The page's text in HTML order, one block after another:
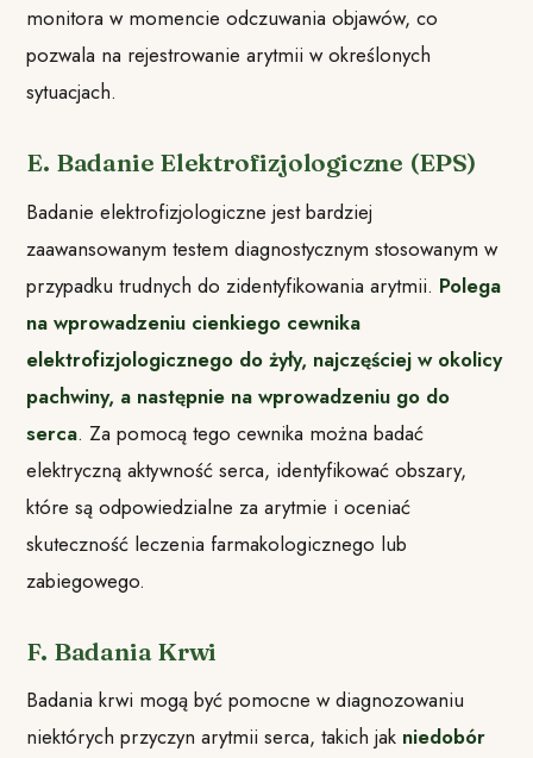
monitora w momencie odczuwania objawów, co
pozwala na rejestrowanie arytmii w określonych
sytuacjach.
E. Badanie Elektrofizjologiczne (EPS)
Badanie elektrofizjologiczne jest bardziej
zaawansowanym testem diagnostycznym stosowanym w
przypadku trudnych do zidentyfikowania arytmii. Polega
na wprowadzeniu cienkiego cewnika
elektrofizjologicznego do żyły, najczęściej w okolicy
pachwiny, a następnie na wprowadzeniu go do
serca. Za pomocą tego cewnika można badać
elektryczną aktywność serca, identyfikować obszary,
które są odpowiedzialne za arytmie i oceniać
skuteczność leczenia farmakologicznego lub
zabiegowego.
F. Badania Krwi
Badania krwi mogą być pomocne w diagnozowaniu
niektórych przyczyn arytmii serca, takich jak niedobór